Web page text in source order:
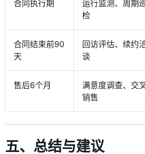
合同执行期
运行监测、周期
检
合同结束前90
天
回访评估、续约
谈
售后6个月
满意度调查、交
销售
五、总结与建议